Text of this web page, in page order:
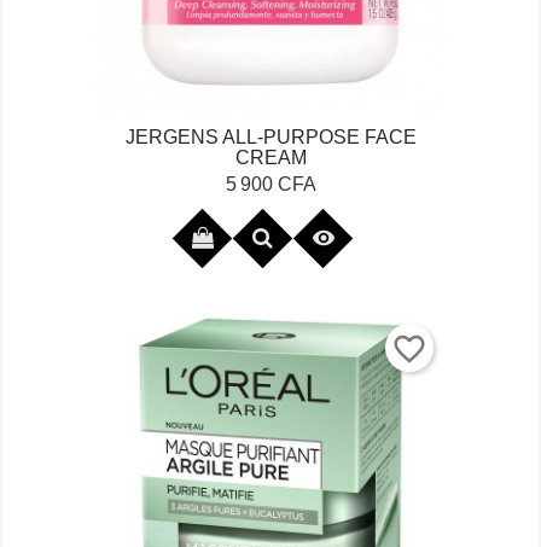
JERGENS ALL-PURPOSE FACE
CREAM
Prix
5 900 CFA

favorite_border